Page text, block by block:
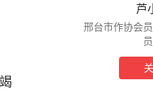
芦
邢台市作协会
员